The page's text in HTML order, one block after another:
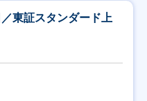
東証スタンダード上